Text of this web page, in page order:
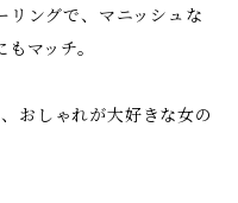
リングで、マニッシュな
マッチ。
おしゃれが大好きな女の